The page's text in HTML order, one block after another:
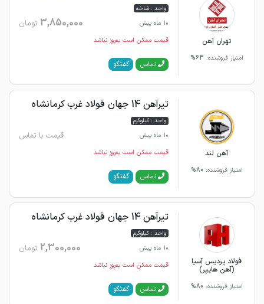
تهران آهن
امتیاز فروشنده: 63%
واحد : شاخه
10 ماه پیش
3,850,000 تومان
قیمت ممکن است به‌روز نباشد
تماس گفتگو
آهن لند
امتیاز فروشنده: 80%
تیرآهن 14 جهان فولاد غرب کرمانشاه
واحد : کیلوگرم
10 ماه پیش
قیمت با تماس
قیمت ممکن است به‌روز نباشد
تماس گفتگو
فولاد پردیس آسیا
(آهن هایپر)
امتیاز فروشنده: 80%
تیرآهن 14 جهان فولاد غرب کرمانشاه
واحد : کیلوگرم
10 ماه پیش
2,300,000 تومان
قیمت ممکن است به‌روز نباشد
تماس گفتگو